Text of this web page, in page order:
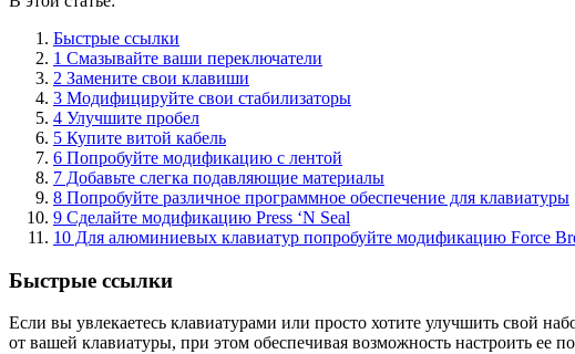
Быстрые ссылки
1 Смазывайте ваши переключатели
2 Замените свои клавиши
3 Модифицируйте свои стабилизаторы
4 Улучшите пробел
5 Купите витой кабель
6 Попробуйте модификацию с лентой
7 Добавьте слегка подавляющие материалы
8 Попробуйте различное программное обеспечение для клавиатуры
9 Сделайте модификацию Press ‘N Seal
10 Для алюминиевых клавиатур попробуйте модификацию Force
Быстрые ссылки
Если вы увлекаетесь клавиатурами или просто хотите улучшить свой
от вашей клавиатуры, при этом обеспечивая возможность настроить ее